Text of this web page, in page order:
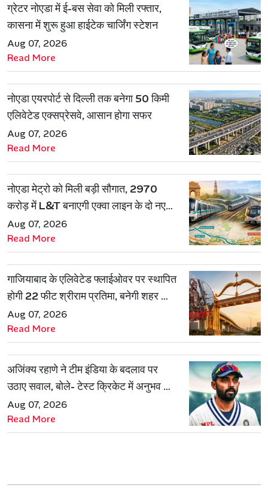
ग्रेटर नोएडा में ई-बस सेवा को मिली रफ्तार,
कासना में शुरू हुआ हाईटेक चार्जिंग स्टेशन
Aug 07, 2026
Read More
नोएडा एयरपोर्ट से दिल्ली तक बनेगा 50 किमी
एलिवेटेड एक्सप्रेसवे, आसान होगा सफर
Aug 07, 2026
Read More
नोएडा मेट्रो को मिली बड़ी सौगात, 2970
करोड़ में L&T बनाएगी एक्वा लाइन के दो नए
रूट
Aug 07, 2026
Read More
गाजियाबाद के एलिवेटेड फ्लाईओवर पर स्थापित
होगी 22 फीट श्रीराम प्रतिमा, बनेगी शहर की
नई पहचान
Aug 07, 2026
Read More
अजिंक्य रहाणे ने टीम इंडिया के बदलाव पर
उठाए सवाल, बोले- टेस्ट क्रिकेट में अनुभव की
जरूरत हमेशा रहेगी
Aug 07, 2026
Read More